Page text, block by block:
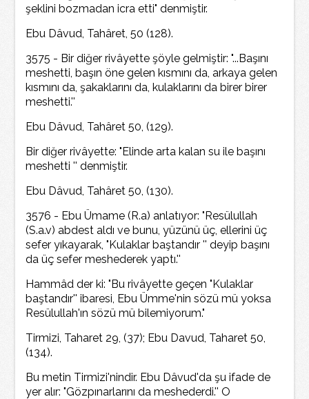
şeklini bozmadan icra etti" denmiştir.
Ebu Dâvud, Tahâret, 50 (128).
3575 - Bir diğer rivâyette şöyle gelmiştir: "...Başını
meshetti, başın öne gelen kısmını da, arkaya gelen
kısmını da, şakaklarını da, kulaklarını da birer birer
meshetti.''
Ebu Dâvud, Tahâret 50, (129).
Bir diğer rivâyette: "Elinde arta kalan su ile başını
meshetti '' denmiştir.
Ebu Dâvud, Tahâret 50, (130).
3576 - Ebu Ümame (R.a) anlatıyor: "Resülullah
(S.a.v) abdest aldı ve bunu, yüzünü üç, ellerini üç
sefer yıkayarak, "Kulaklar baştandır '' deyip başını
da üç sefer meshederek yaptı.''
Hammâd der ki: "Bu rivâyette geçen "Kulaklar
baştandır'' ibaresi, Ebu Ümme'nin sözü mü yoksa
Resülullah'ın sözü mü bilemiyorum."
Tirmizi, Taharet 29, (37); Ebu Davud, Taharet 50,
(134).
Bu metin Tirmizi'nindir. Ebu Dâvud'da şu ifade de
yer alır: "Gözpınarlarını da meshederdi.'' O